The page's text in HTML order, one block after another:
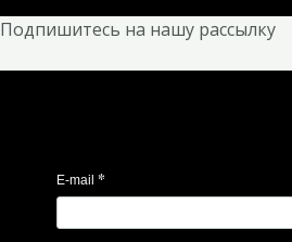
Подпишитесь на нашу рассылку
E-mail *